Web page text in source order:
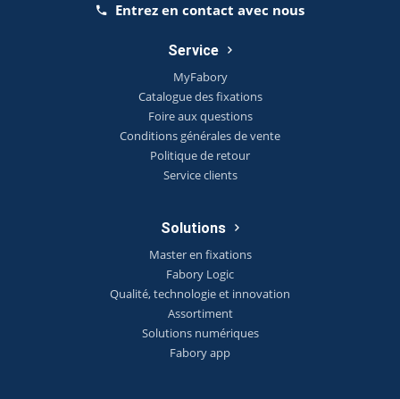
Entrez en contact avec nous
Service
MyFabory
Catalogue des fixations
Foire aux questions
Conditions générales de vente
Politique de retour
Service clients
Solutions
Master en fixations
Fabory Logic
Qualité, technologie et innovation
Assortiment
Solutions numériques
Fabory app